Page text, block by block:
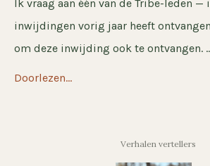
Ik vraag aan één van de Tribe-leden —
inwijdingen vorig jaar heeft
om deze inwijding ook te ontvangen.
Doorlezen...
Verhalen vertellers